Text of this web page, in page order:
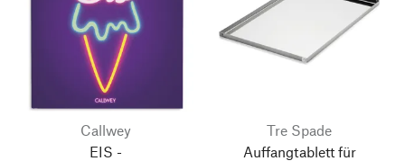
Callwey
EIS -
Tre Spade
Auffangtablett für